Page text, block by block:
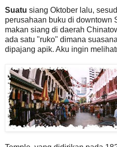
Suatu siang Oktober lalu,
perusahaan buku di downtown
makan siang di daerah
ada satu "ruko" dimana
dipajang apik. Aku ingin